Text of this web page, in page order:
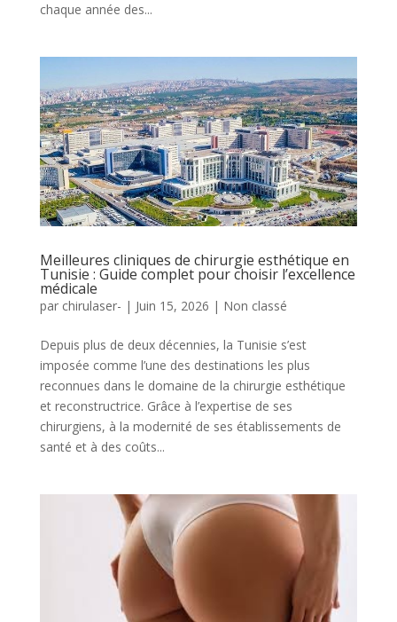
chaque année des...
Meilleures cliniques de chirurgie esthétique en
Tunisie : Guide complet pour choisir l’excellence
médicale
par chirulaser- | Juin 15, 2026 | Non classé
Depuis plus de deux décennies, la Tunisie s’est
imposée comme l’une des destinations les plus
reconnues dans le domaine de la chirurgie esthétique
et reconstructrice. Grâce à l’expertise de ses
chirurgiens, à la modernité de ses établissements de
santé et à des coûts...